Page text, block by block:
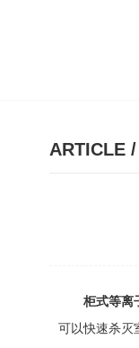
ARTICLE /
柜式等离
可以快速杀灭